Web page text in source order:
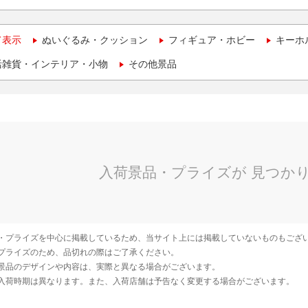
表示 ぬいぐるみ・クッション フィギュア・ホビー キーホ
貨・インテリア・小物 その他景品